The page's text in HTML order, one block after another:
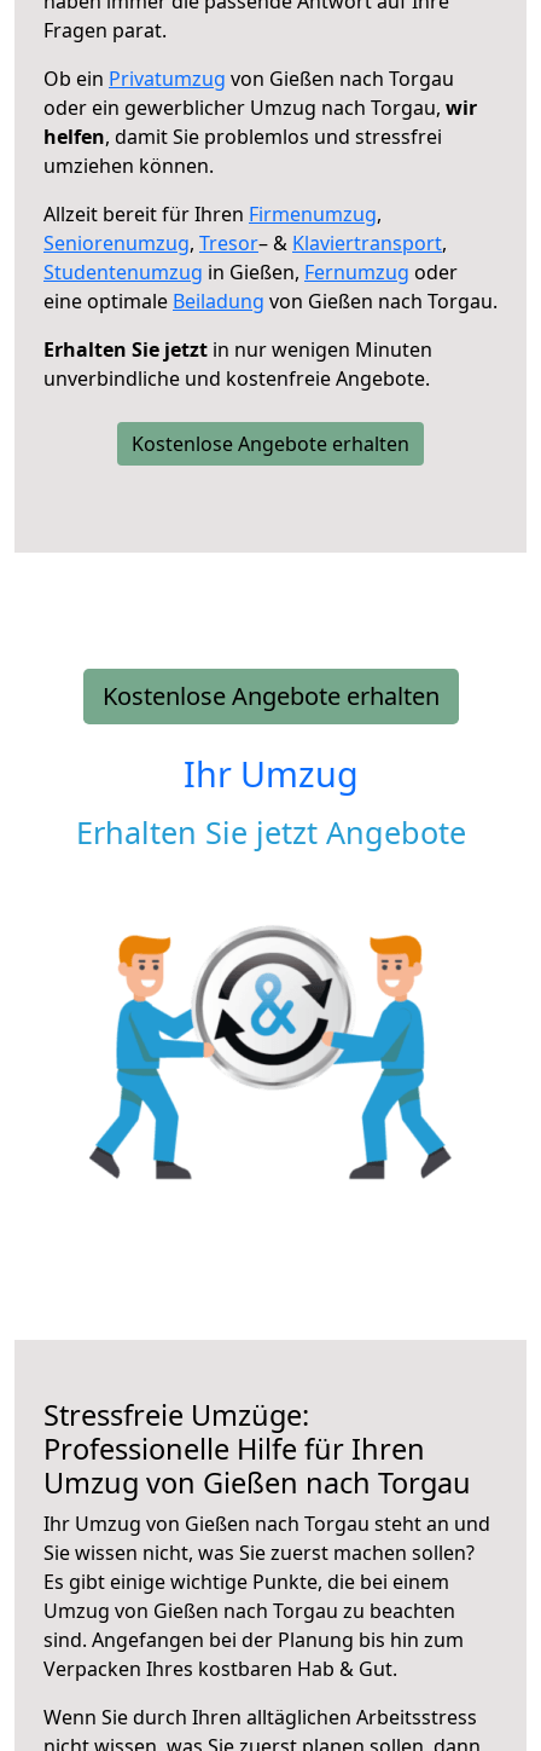
Fragen parat.
Ob ein Privatumzug von Gießen nach Torgau
oder ein gewerblicher Umzug nach Torgau, wir
helfen, damit Sie problemlos und stressfrei
umziehen können.
Allzeit bereit für Ihren Firmenumzug,
Seniorenumzug, Tresor– & Klaviertransport,
Studentenumzug in Gießen, Fernumzug oder
eine optimale Beiladung von Gießen nach Torgau.
Erhalten Sie jetzt in nur wenigen Minuten
unverbindliche und kostenfreie Angebote.
Kostenlose Angebote erhalten
Kostenlose Angebote erhalten
Ihr Umzug
Erhalten Sie jetzt Angebote
Stressfreie Umzüge:
Professionelle Hilfe für Ihren
Umzug von Gießen nach Torgau
Ihr Umzug von Gießen nach Torgau steht an und
Sie wissen nicht, was Sie zuerst machen sollen?
Es gibt einige wichtige Punkte, die bei einem
Umzug von Gießen nach Torgau zu beachten
sind. Angefangen bei der Planung bis hin zum
Verpacken Ihres kostbaren Hab & Gut.
Wenn Sie durch Ihren alltäglichen Arbeitsstress